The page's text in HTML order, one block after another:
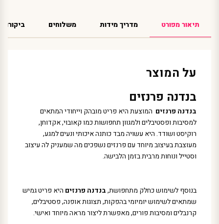
תיאור מפורט מדריך מידות משלוחים ביקורות
על המוצר
בנדנה פרנזים
בנדנה פרנזים המוצעת היא פריט מובהק וייחודי המתאים
למסיבות ופסטיבלים ולמגוון תחפושות כמו קאובוי, אקדוחן,
רוקיסט ושודד. היא עשויה מבד כותנה איכותי ונעים למגע,
מעוצבת בעיצוב מיוחד עם פרנזים נשפכים מה שמעניק לה עיצוב
וסטייל ונוחות מרבית בזמן הלבישה.
בנוסף לשימוש כחלק מתחפושת,בנדנה פרנזים היא פריט גמיש
שמתאים לשימוש יומיומי בהפקות, תצוגות אופנה, פסטיבלים,
קרנבלים ומסיבות פורים, מאפשרת ליצור מראה מיוחד ואישי.